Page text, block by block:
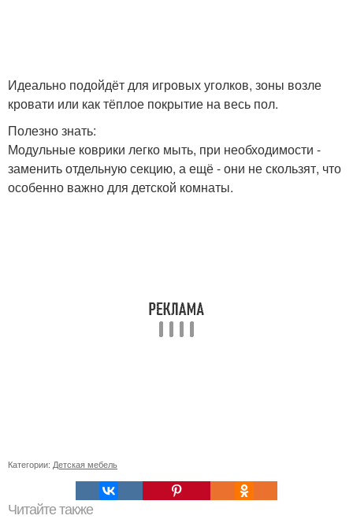
Идеально подойдёт для игровых уголков, зоны возле
кровати или как тёплое покрытие на весь пол.
Полезно знать:
Модульные коврики легко мыть, при необходимости -
заменить отдельную секцию, а ещё - они не скользят, что
особенно важно для детской комнаты.
Категории: Детская мебель
Читайте также